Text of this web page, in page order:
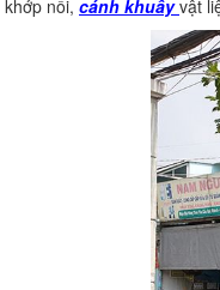
nối, cánh khuấy vật